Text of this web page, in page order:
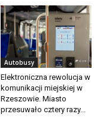
Autobusy
Elektroniczna rewolucja w
komunikacji miejskiej w
Rzeszowie. Miasto
przesuwało cztery razy...